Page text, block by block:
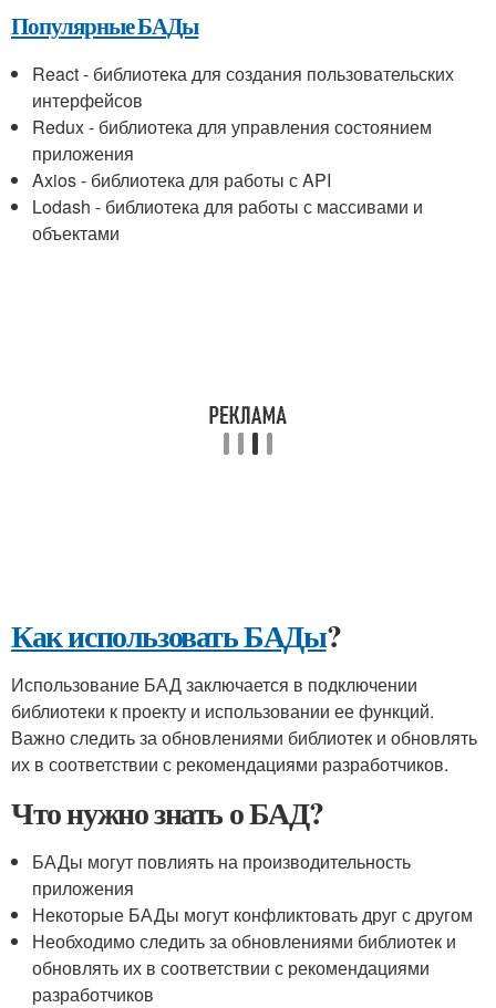
Популярные БАДы
React - библиотека для создания пользовательских
интерфейсов
Redux - библиотека для управления состоянием
приложения
Axios - библиотека для работы с API
Lodash - библиотека для работы с массивами и
объектами
Как использовать БАДы?
Использование БАД заключается в подключении
библиотеки к проекту и использовании ее функций.
Важно следить за обновлениями библиотек и обновлять
их в соответствии с рекомендациями разработчиков.
Что нужно знать о БАД?
БАДы могут повлиять на производительность
приложения
Некоторые БАДы могут конфликтовать друг с другом
Необходимо следить за обновлениями библиотек и
обновлять их в соответствии с рекомендациями
разработчиков